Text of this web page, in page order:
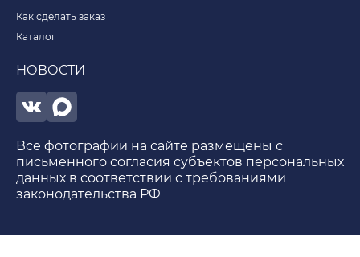
Как сделать заказ
Каталог
НОВОСТИ
Все фотографии на сайте размещены с
письменного согласия субъектов персональных
данных в соответствии с требованиями
законодательства РФ